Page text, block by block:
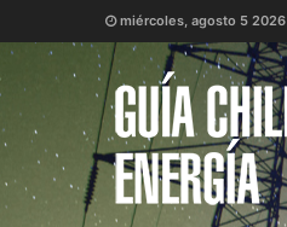
miércoles, agosto 5 2026